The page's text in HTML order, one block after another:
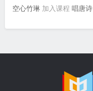
空心竹琳 加入课程 唱唐诗